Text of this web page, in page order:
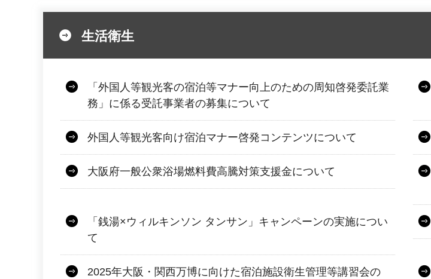
生活衛生
「外国人等観光客の宿泊等マナー向上のための周知啓発委託業
務」に係る受託事業者の募集について
外国人等観光客向け宿泊マナー啓発コンテンツについて
大阪府一般公衆浴場燃料費高騰対策支援金について
「銭湯×ウィルキンソン タンサン」キャンペーンの実施につい
て
2025年大阪・関西万博に向けた宿泊施設衛生管理等講習会の